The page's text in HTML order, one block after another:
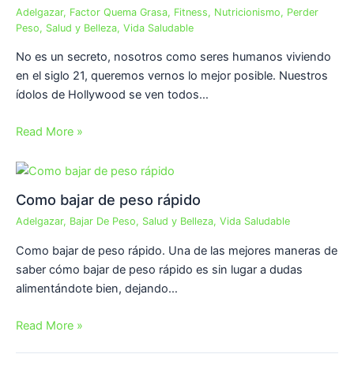
Adelgazar, Factor Quema Grasa, Fitness, Nutricionismo, Perder
Peso, Salud y Belleza, Vida Saludable
No es un secreto, nosotros como seres humanos viviendo
en el siglo 21, queremos vernos lo mejor posible. Nuestros
ídolos de Hollywood se ven todos…
Read More »
Como bajar de peso rápido
Adelgazar, Bajar De Peso, Salud y Belleza, Vida Saludable
Como bajar de peso rápido. Una de las mejores maneras de
saber cómo bajar de peso rápido es sin lugar a dudas
alimentándote bien, dejando…
Read More »